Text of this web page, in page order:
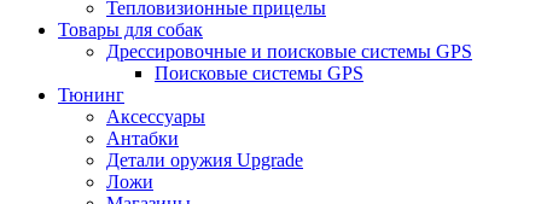
Тепловизионные прицелы
Товары для собак
Дрессировочные и поисковые системы GPS
Поисковые системы GPS
Тюнинг
Аксессуары
Антабки
Детали оружия Upgrade
Ложи